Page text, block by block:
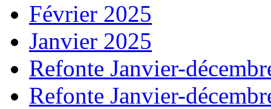
Février 2025
Janvier 2025
Refonte Janvier-
Refonte Janvier-